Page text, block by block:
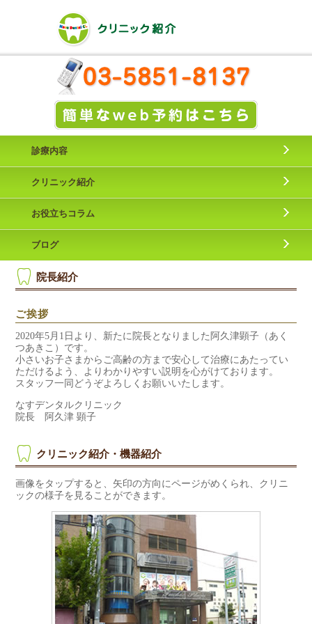
診療内容
クリニック紹介
お役立ちコラム
ブログ
院長紹介
ご挨拶
2020年5月1日より、新たに院長となりました阿久津顕子（あく
つあきこ）です。
小さいお子さまからご高齢の方まで安心して治療にあたってい
ただけるよう、よりわかりやすい説明を心がけております。
スタッフ一同どうぞよろしくお願いいたします。
なすデンタルクリニック
院長 阿久津 顕子
クリニック紹介・機器紹介
画像をタップすると、矢印の方向にページがめくられ、クリニ
ックの様子を見ることができます。